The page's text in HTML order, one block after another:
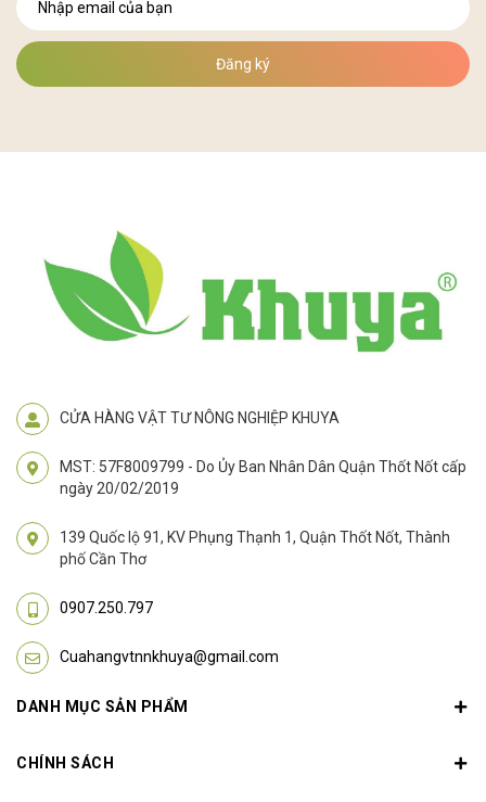
Đăng ký
CỬA HÀNG VẬT TƯ NÔNG NGHIỆP KHUYA
MST: 57F8009799 - Do Ủy Ban Nhân Dân Quận Thốt Nốt cấp
ngày 20/02/2019
139 Quốc lộ 91, KV Phụng Thạnh 1, Quận Thốt Nốt, Thành
phố Cần Thơ
0907.250.797
Cuahangvtnnkhuya@gmail.com
DANH MỤC SẢN PHẨM
CHÍNH SÁCH